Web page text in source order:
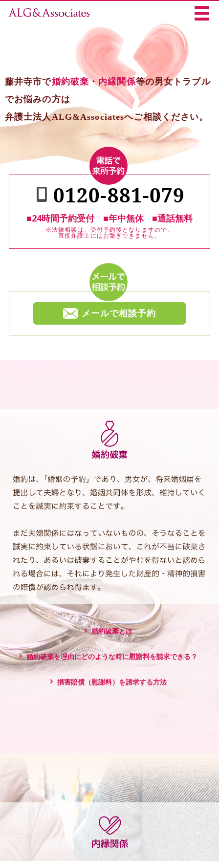
藤井寺市で婚約破棄・ 内縁関係等の男女トラブル
でお悩みの方は
弁護士法人ALG&Associatesへご相談ください。
0120-881-079
■24時間予約受付 ■年中無休 ■通話無料
※法律相談は、受付予約後となりますので、
直接弁護士にはお繋ぎできません。
メールで相談予約
婚約破棄とは
婚約破棄を理由にどのような時に慰謝料を請求できる？
損害賠償（慰謝料）を請求する方法